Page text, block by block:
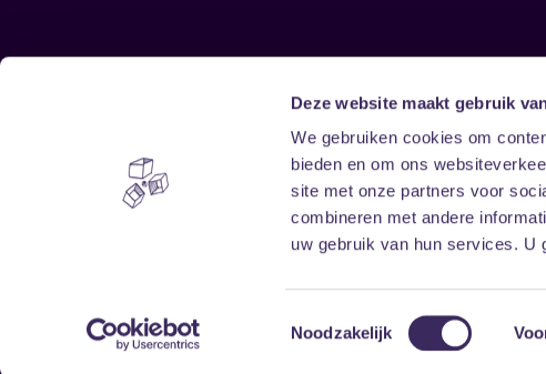
Deze website maakt gebruik
We gebruiken cookies om
bieden en om ons
site met onze partners voor
combineren met andere
uw gebruik van hun services. U
Toestemmingsselectie
Noodzakelijk
Home
Vrijwilligers
Disclaimer
Toegankelijkheid
Privacy & cookies